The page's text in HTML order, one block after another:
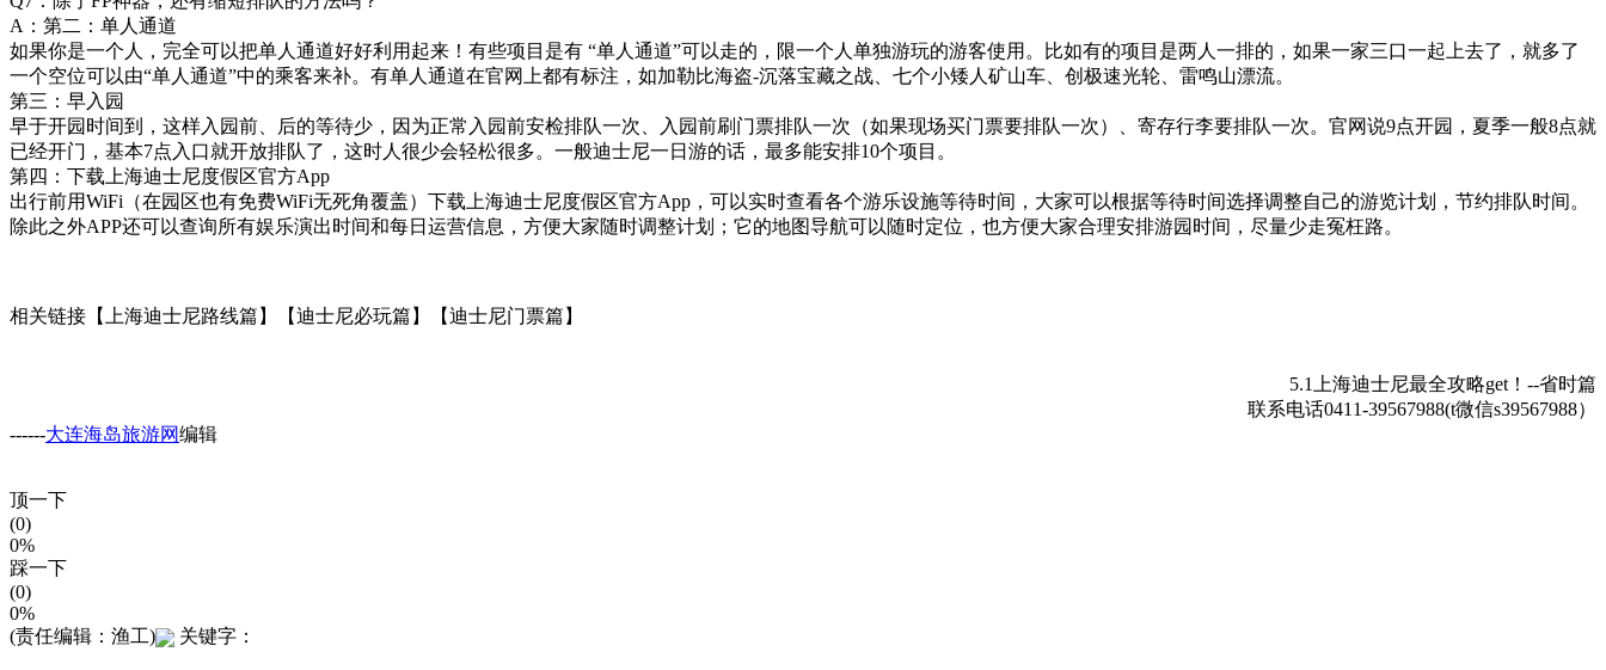
A：第二：单人通道
如果你是一个人，完全可以把单人通道好好利用起来！有些项目是有 “单人通道”可以走的，限一个人单独游玩的游客使用。比如有的项目是两人一排的，如果一家三口一起上去了，就多了
一个空位可以由“单人通道”中的乘客来补。有单人通道在官网上都有标注，如加勒比海盗-沉落宝藏之战、七个小矮人矿山车、创极速光轮、雷鸣山漂流。
第三：早入园
早于开园时间到，这样入园前、后的等待少，因为正常入园前安检排队一次、入园前刷门票排队一次（如果现场买门票要排队一次）、寄存行李要排队一次。官网说9点开园，夏季一般8点就
已经开门，基本7点入口就开放排队了，这时人很少会轻松很多。一般迪士尼一日游的话，最多能安排10个项目。
第四：下载上海迪士尼度假区官方App
出行前用WiFi（在园区也有免费WiFi无死角覆盖）下载上海迪士尼度假区官方App，可以实时查看各个游乐设施等待时间，大家可以根据等待时间选择调整自己的游览计划，节约排队时间。
除此之外APP还可以查询所有娱乐演出时间和每日运营信息，方便大家随时调整计划；它的地图导航可以随时定位，也方便大家合理安排游园时间，尽量少走冤枉路。
相关链接【上海迪士尼路线篇】【迪士尼必玩篇】【迪士尼门票篇】
5.1上海迪士尼最全攻略get！--省时篇
联系电话0411-39567988(t微信s39567988）
------大连海岛旅游网编辑
顶一下
(0)
0%
踩一下
(0)
0%
(责任编辑：渔工)
关键字：